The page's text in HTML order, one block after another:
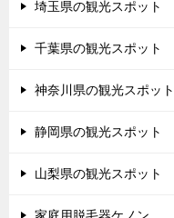
埼玉県の観光スポット
千葉県の観光スポット
神奈川県の観光スポット
静岡県の観光スポット
山梨県の観光スポット